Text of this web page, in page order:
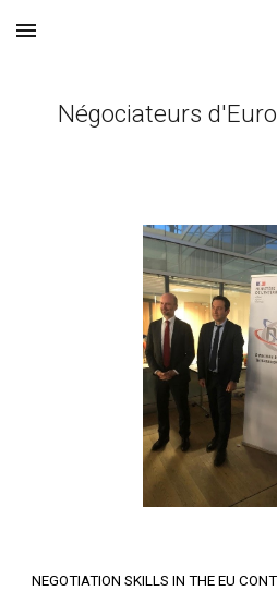
Skip to main content
Négociateurs
NEGOTIATION SKILLS IN THE EU